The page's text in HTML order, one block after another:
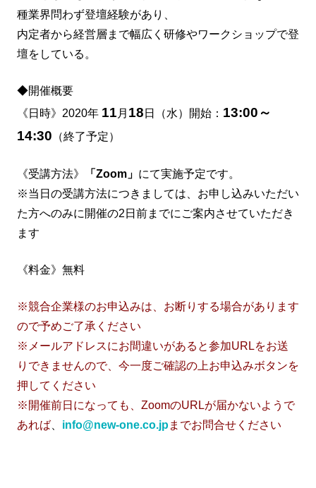
種業界問わず登壇経験があり、
内定者から経営層まで幅広く研修やワークショップで登
壇をしている。
◆開催概要
《日時》2020年 11 月 18 日（水）開始： 13:00～
14:30 （終了予定）
《受講方法》 「Zoom」 にて実施予定です。
※当日の受講方法につきましては、お申し込みいただい
た方へのみに開催の2日前までにご案内させていただき
ます
《料金》無料
※競合企業様のお申込みは、お断りする場合があります
ので予めご了承ください
※メールアドレスにお間違いがあると参加URLをお送
りできませんので、今一度ご確認の上お申込みボタンを
押してください
※開催前日になっても、ZoomのURLが届かないようで
あれば
info@new-one.co.jpまでお問合せください